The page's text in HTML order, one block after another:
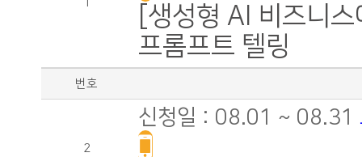
1
[생성형 AI 비즈니
프롬프트 텔링
번호
2
신청일 : 08.01 ~ 08.31